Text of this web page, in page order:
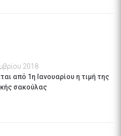
2018
από 1η Ιανουαρίου η τιμή της
σακούλας